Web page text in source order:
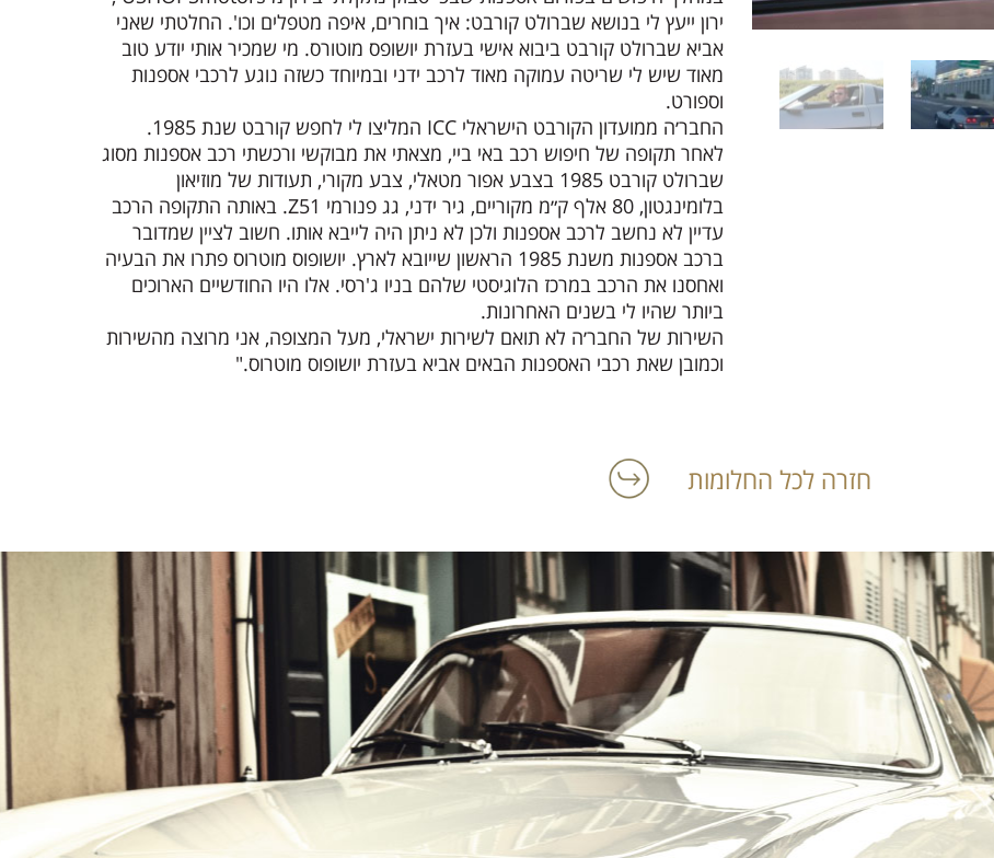
ירון ייעץ לי בנושא שברולט קורבט: איך בוחרים, איפה מטפלים וכו'. החלטתי שאני
אביא שברולט קורבט ביבוא אישי בעזרת יושופס מוטורס. מי שמכיר אותי יודע טוב
מאוד שיש לי שריטה עמוקה מאוד לרכב ידני ובמיוחד כשזה נוגע לרכבי אספנות
וספורט.
החבר׳ה ממועדון הקורבט הישראלי ICC המליצו לי לחפש קורבט שנת 1985.
לאחר תקופה של חיפוש רכב באי ביי, מצאתי את מבוקשי ורכשתי רכב אספנות מסוג
שברולט קורבט 1985 בצבע אפור מטאלי, צבע מקורי, תעודות של מוזיאון
בלומינגטון, 80 אלף ק״מ מקוריים, גיר ידני, גג פנורמי Z51. באותה התקופה הרכב
עדיין לא נחשב לרכב אספנות ולכן לא ניתן היה לייבא אותו. חשוב לציין שמדובר
ברכב אספנות משנת 1985 הראשון שייובא לארץ. יושופוס מוטרוס פתרו את הבעיה
ואחסנו את הרכב במרכז הלוגיסטי שלהם בניו ג'רסי. אלו היו החודשיים הארוכים
ביותר שהיו לי בשנים האחרונות.
השירות של החבר׳ה לא תואם לשירות ישראלי, מעל המצופה, אני מרוצה מהשירות
וכמובן שאת רכבי האספנות הבאים אביא בעזרת יושופוס מוטרוס."
חזרה לכל החלומות
הרכב הוא האהבה הראשונה שלך?
במקום לקבל שטויות במייל, הירשם ותתחיל לקבל מאיתנו אהבה מוטורית